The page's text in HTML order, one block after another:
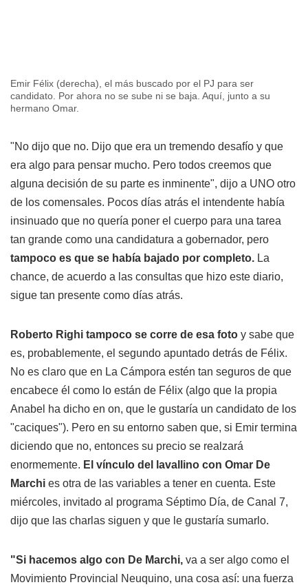
Emir Félix (derecha), el más buscado por el PJ para ser
candidato. Por ahora no se sube ni se baja. Aquí, junto a su
hermano Omar.
"No dijo que no. Dijo que era un tremendo desafío y que
era algo para pensar mucho. Pero todos creemos que
alguna decisión de su parte es inminente", dijo a UNO otro
de los comensales. Pocos días atrás el intendente había
insinuado que no quería poner el cuerpo para una tarea
tan grande como una candidatura a gobernador, pero
tampoco es que se había bajado por completo. La
chance, de acuerdo a las consultas que hizo este diario,
sigue tan presente como días atrás.
Roberto Righi tampoco se corre de esa foto y sabe que
es, probablemente, el segundo apuntado detrás de Félix.
No es claro que en La Cámpora estén tan seguros de que
encabece él como lo están de Félix (algo que la propia
Anabel ha dicho en on, que le gustaría un candidato de los
"caciques"). Pero en su entorno saben que, si Emir termina
diciendo que no, entonces su precio se realzará
enormemente. El vínculo del lavallino con Omar De
Marchi es otra de las variables a tener en cuenta. Este
miércoles, invitado al programa Séptimo Día, de Canal 7,
dijo que las charlas siguen y que le gustaría sumarlo.
"Si hacemos algo con De Marchi, va a ser algo como el
Movimiento Provincial Neuquino, una cosa así: una fuerza